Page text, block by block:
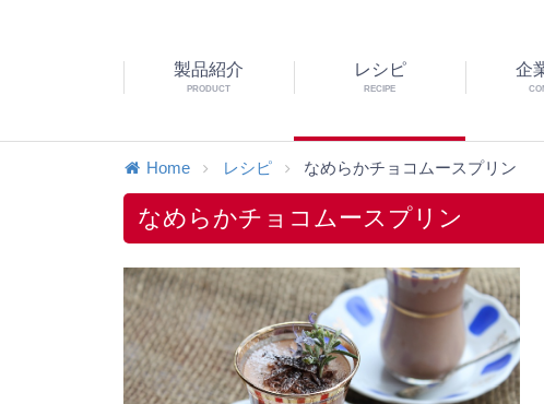
製品紹介
PRODUCT
レシピ
RECIPE
企
Home レシピ なめらかチョコムースプリン
なめらかチョコムースプリン